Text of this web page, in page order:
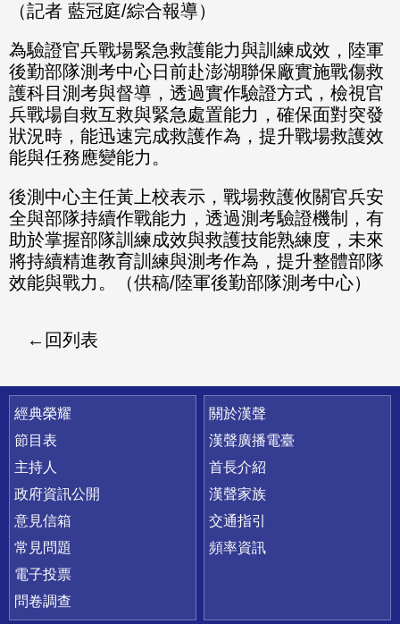
（記者 藍冠庭/綜合報導）
為驗證官兵戰場緊急救護能力與訓練成效，陸軍
後勤部隊測考中心日前赴澎湖聯保廠實施戰傷救
護科目測考與督導，透過實作驗證方式，檢視官
兵戰場自救互救與緊急處置能力，確保面對突發
狀況時，能迅速完成救護作為，提升戰場救護效
能與任務應變能力。
後測中心主任黃上校表示，戰場救護攸關官兵安
全與部隊持續作戰能力，透過測考驗證機制，有
助於掌握部隊訓練成效與救護技能熟練度，未來
將持續精進教育訓練與測考作為，提升整體部隊
效能與戰力。（供稿/陸軍後勤部隊測考中心）
回列表
快速連結
經典榮耀
節目表
主持人
政府資訊公開
意見信箱
常見問題
電子投票
問卷調查
關於漢聲
漢聲廣播電臺
首長介紹
漢聲家族
交通指引
頻率資訊